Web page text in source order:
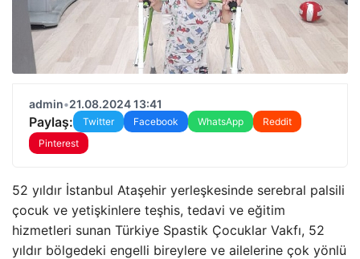
admin•21.08.2024 13:41
Paylaş: Twitter Facebook WhatsApp
Reddit
Pinterest
52 yıldır İstanbul Ataşehir yerleşkesinde serebral palsili
çocuk ve yetişkinlere teşhis, tedavi ve eğitim
hizmetleri sunan Türkiye Spastik Çocuklar Vakfı, 52
yıldır bölgedeki engelli bireylere ve ailelerine çok yönlü